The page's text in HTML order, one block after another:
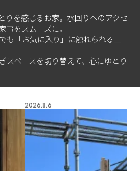
りを感じるお家。水回りへのアクセ
事をスムーズに。
も「お気に入り」に触れられる工
スペースを切り替えて、心にゆとり
2026.8.6